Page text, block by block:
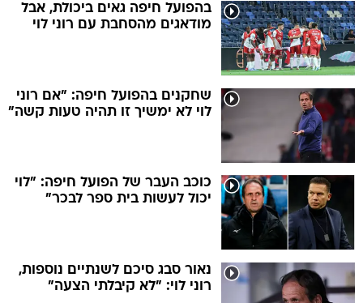
בהפועל חיפה גאים ביכולת, אבל
מודאגים מהסחבת עם רוני לוי
שחקנים בהפועל חיפה: "אם רוני
לוי לא ימשיך זו תהיה טעות קשה"
כוכב העבר של הפועל חיפה: "לוי
יכול לעשות בית ספר לבכר"
נאור סבג סיכם לשנתיים נוספות,
רוני לוי: "לא קיבלתי הצעה"